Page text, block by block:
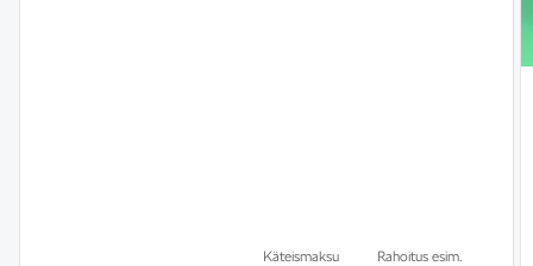
Käteismaksu Rahoitus esim.